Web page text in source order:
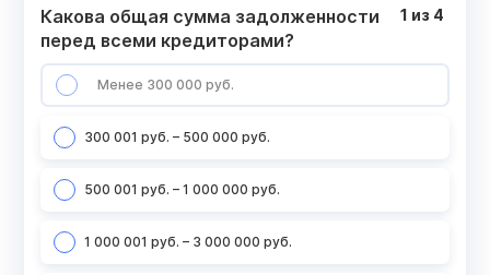
Какова общая сумма задолженности
перед всеми кредиторами?
Менее 300 000 руб.
300 001 руб. – 500 000 руб.
500 001 руб. – 1 000 000 руб.
1 000 001 руб. – 3 000 000 руб.
1 из 4